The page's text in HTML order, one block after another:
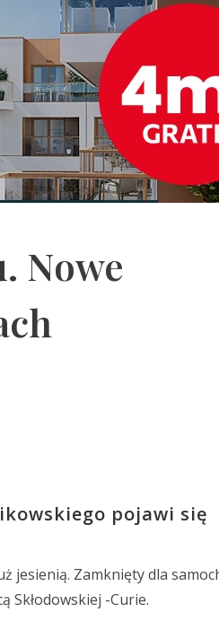
Nowe
pojawi się
jesienią. Zamknięty dla
Skłodowskiej -Curie.